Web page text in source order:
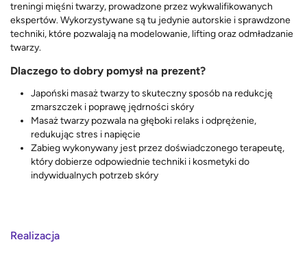
treningi mięśni twarzy, prowadzone przez wykwalifikowanych
ekspertów. Wykorzystywane są tu jedynie autorskie i sprawdzone
techniki, które pozwalają na modelowanie, lifting oraz odmładzanie
twarzy.
Dlaczego to dobry pomysł na prezent?
Japoński masaż twarzy to skuteczny sposób na redukcję
zmarszczek i poprawę jędrności skóry
Masaż twarzy pozwala na głęboki relaks i odprężenie,
redukując stres i napięcie
Zabieg wykonywany jest przez doświadczonego terapeutę,
który dobierze odpowiednie techniki i kosmetyki do
indywidualnych potrzeb skóry
Realizacja